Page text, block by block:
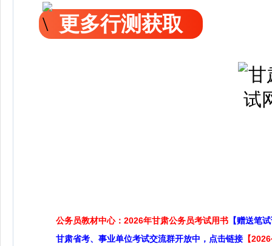
更多行测获取
公务员教材中心：2026年甘肃公务员考试用书 【赠送笔
甘肃省考、事业单位考试交流群开放中，点击链接 【